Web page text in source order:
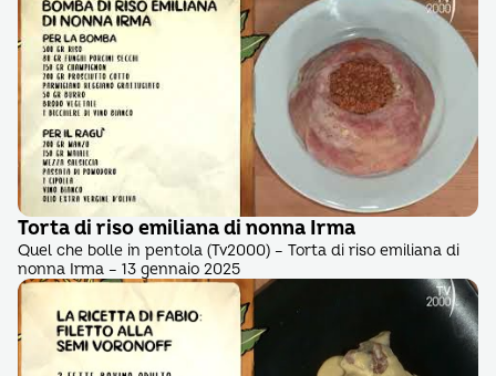
Torta di riso emiliana di nonna Irma
Quel che bolle in pentola (Tv2000) – Torta di riso emiliana di
nonna Irma – 13 gennaio 2025